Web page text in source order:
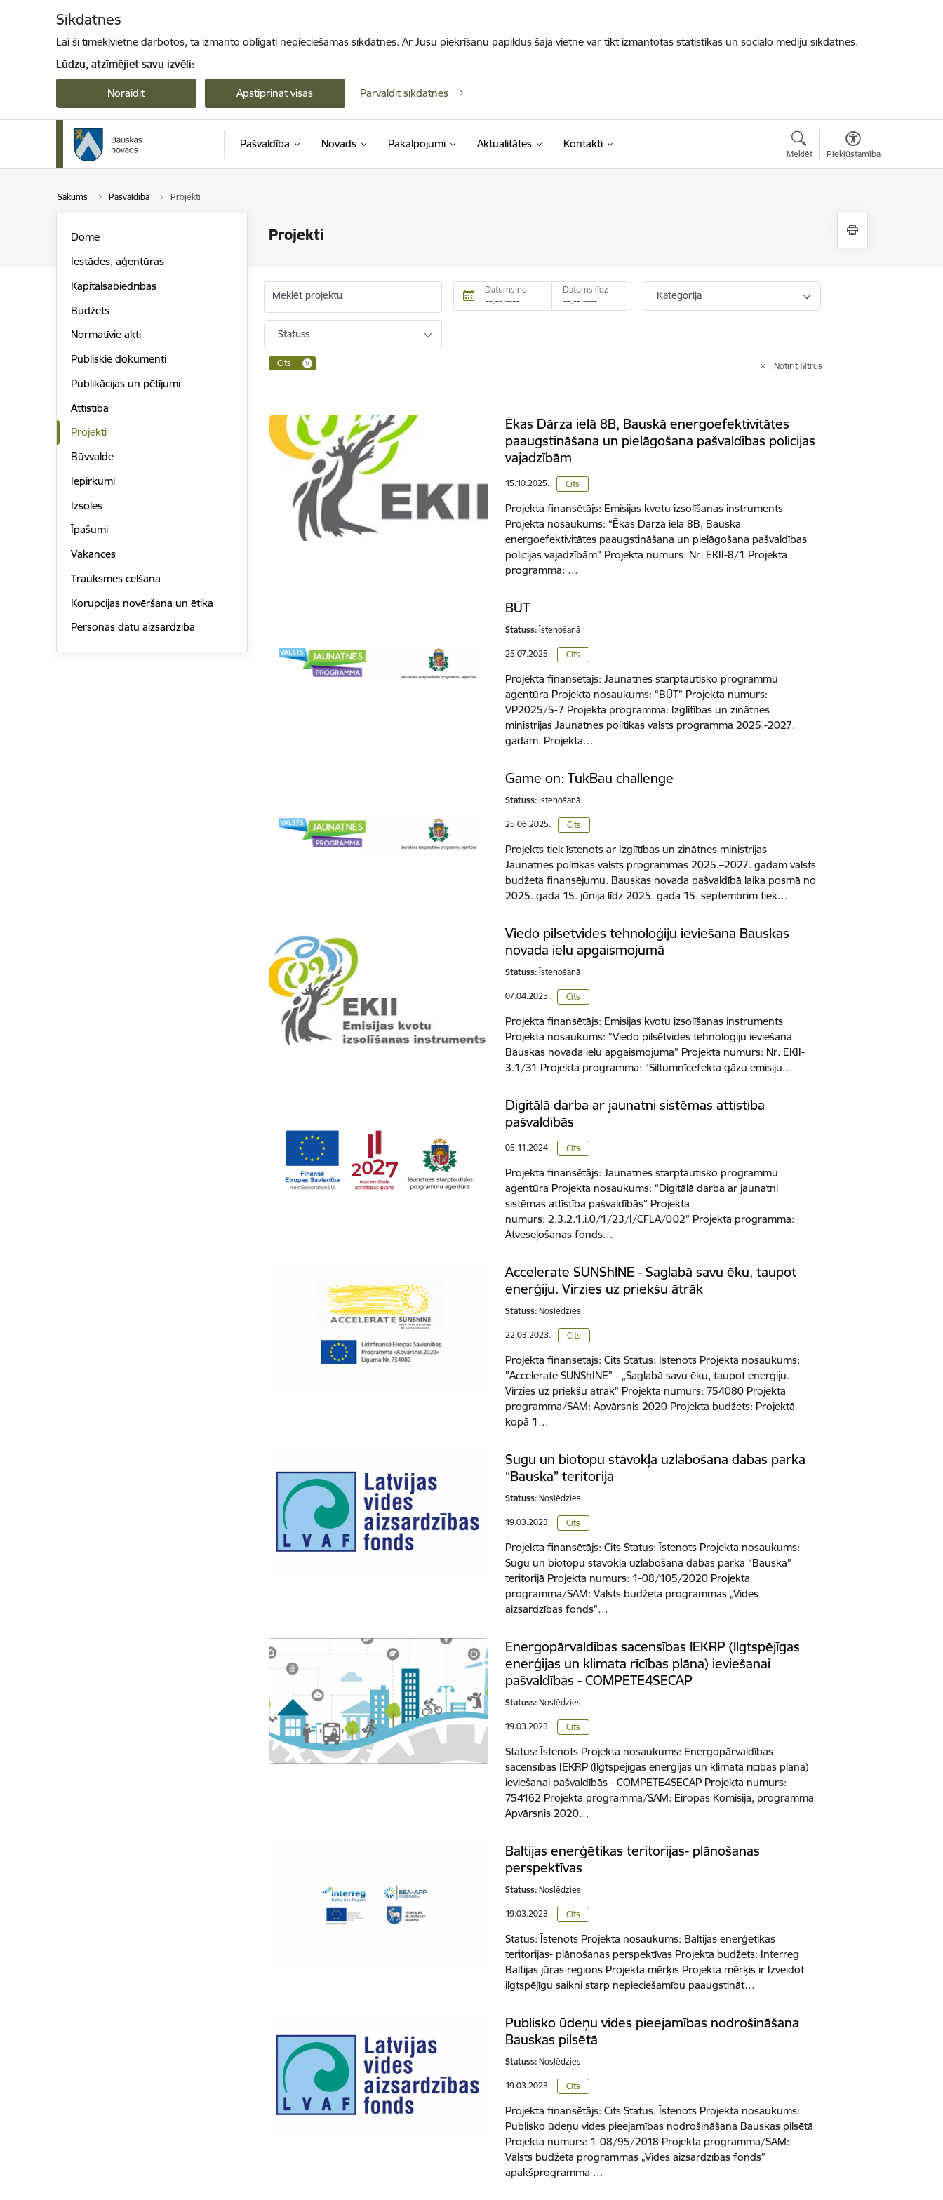
Sīkdatnes
Lai šī tīmekļvietne darbotos, tā izmanto obligāti nepieciešamās sīkdatnes. Ar Jūsu piekrišanu papildus šajā vietnē var tikt izmantotas statistikas un sociālo mediju sīkdatnes.
Lūdzu, atzīmējiet savu izvēli:
Noraidīt Apstiprināt visas Pārvaldīt sīkdatnes
Pašvaldība Novads Pakalpojumi Aktualitātes Kontakti
Meklēt Piekļūstamība
Sākums Pašvaldība Projekti
Projekti
Dome
Iestādes, aģentūras
Kapitālsabiedrības
Budžets
Normatīvie akti
Publiskie dokumenti
Publikācijas un pētījumi
Attīstība
Projekti
Būvvalde
Iepirkumi
Izsoles
Īpašumi
Vakances
Trauksmes celšana
Korupcijas novēršana un ētika
Personas datu aizsardzība
Meklēt projektu Datums no Datums līdz Kategorija
Statuss
Cits Notīrīt filtrus
Ēkas Dārza ielā 8B, Bauskā energoefektivitātes
paaugstināšana un pielāgošana pašvaldības policijas
vajadzībām
15.10.2025. Cits
Projekta finansētājs: Emisijas kvotu izsolīšanas instruments
Projekta nosaukums: “Ēkas Dārza ielā 8B, Bauskā
energoefektivitātes paaugstināšana un pielāgošana pašvaldības
policijas vajadzībām” Projekta numurs: Nr. EKII-8/1 Projekta
programma: …
BŪT
Statuss: Īstenošanā
25.07.2025. Cits
Projekta finansētājs: Jaunatnes starptautisko programmu
aģentūra Projekta nosaukums: “BŪT” Projekta numurs:
VP2025/5-7 Projekta programma: Izglītības un zinātnes
ministrijas Jaunatnes politikas valsts programma 2025.-2027.
gadam. Projekta…
Game on: TukBau challenge
Statuss: Īstenošanā
25.06.2025. Cits
Projekts tiek īstenots ar Izglītības un zinātnes ministrijas
Jaunatnes politikas valsts programmas 2025.–2027. gadam valsts
budžeta finansējumu. Bauskas novada pašvaldībā laika posmā no
2025. gada 15. jūnija līdz 2025. gada 15. septembrim tiek…
Viedo pilsētvides tehnoloģiju ieviešana Bauskas
novada ielu apgaismojumā
Statuss: Īstenošanā
07.04.2025. Cits
Projekta finansētājs: Emisijas kvotu izsolīšanas instruments
Projekta nosaukums: “Viedo pilsētvides tehnoloģiju ieviešana
Bauskas novada ielu apgaismojumā” Projekta numurs: Nr. EKII-
3.1/31 Projekta programma: “Siltumnīcefekta gāzu emisiju…
Digitālā darba ar jaunatni sistēmas attīstība
pašvaldībās
05.11.2024. Cits
Projekta finansētājs: Jaunatnes starptautisko programmu
aģentūra Projekta nosaukums: “Digitālā darba ar jaunatni
sistēmas attīstība pašvaldībās” Projekta
numurs: 2.3.2.1.i.0/1/23/I/CFLA/002” Projekta programma:
Atveseļošanas fonds…
Accelerate SUNShINE - Saglabā savu ēku, taupot
enerģiju. Virzies uz priekšu ātrāk
Statuss: Noslēdzies
22.03.2023. Cits
Projekta finansētājs: Cits Status: Īstenots Projekta nosaukums:
"Accelerate SUNShINE" - „Saglabā savu ēku, taupot enerģiju.
Virzies uz priekšu ātrāk” Projekta numurs: 754080 Projekta
programma/SAM: Apvārsnis 2020 Projekta budžets: Projektā
kopā 1…
Sugu un biotopu stāvokļa uzlabošana dabas parka
“Bauska” teritorijā
Statuss: Noslēdzies
19.03.2023. Cits
Projekta finansētājs: Cits Status: Īstenots Projekta nosaukums:
Sugu un biotopu stāvokļa uzlabošana dabas parka “Bauska”
teritorijā Projekta numurs: 1-08/105/2020 Projekta
programma/SAM: Valsts budžeta programmas „Vides
aizsardzības fonds”…
Energopārvaldības sacensības IEKRP (Ilgtspējīgas
enerģijas un klimata rīcības plāna) ieviešanai
pašvaldībās - COMPETE4SECAP
Statuss: Noslēdzies
19.03.2023. Cits
Status: Īstenots Projekta nosaukums: Energopārvaldības
sacensības IEKRP (Ilgtspējīgas enerģijas un klimata rīcības plāna)
ieviešanai pašvaldībās - COMPETE4SECAP Projekta numurs:
754162 Projekta programma/SAM: Eiropas Komisija, programma
Apvārsnis 2020…
Baltijas enerģētikas teritorijas- plānošanas
perspektīvas
Statuss: Noslēdzies
19.03.2023. Cits
Status: Īstenots Projekta nosaukums: Baltijas enerģētikas
teritorijas- plānošanas perspektīvas Projekta budžets: Interreg
Baltijas jūras reģions Projekta mērķis Projekta mērķis ir Izveidot
ilgtspējīgu saikni starp nepieciešamību paaugstināt…
Publisko ūdeņu vides pieejamības nodrošināšana
Bauskas pilsētā
Statuss: Noslēdzies
19.03.2023. Cits
Projekta finansētājs: Cits Status: Īstenots Projekta nosaukums:
Publisko ūdeņu vides pieejamības nodrošināšana Bauskas pilsētā
Projekta numurs: 1-08/95/2018 Projekta programma/SAM:
Valsts budžeta programmas „Vides aizsardzības fonds”
apakšprogramma …